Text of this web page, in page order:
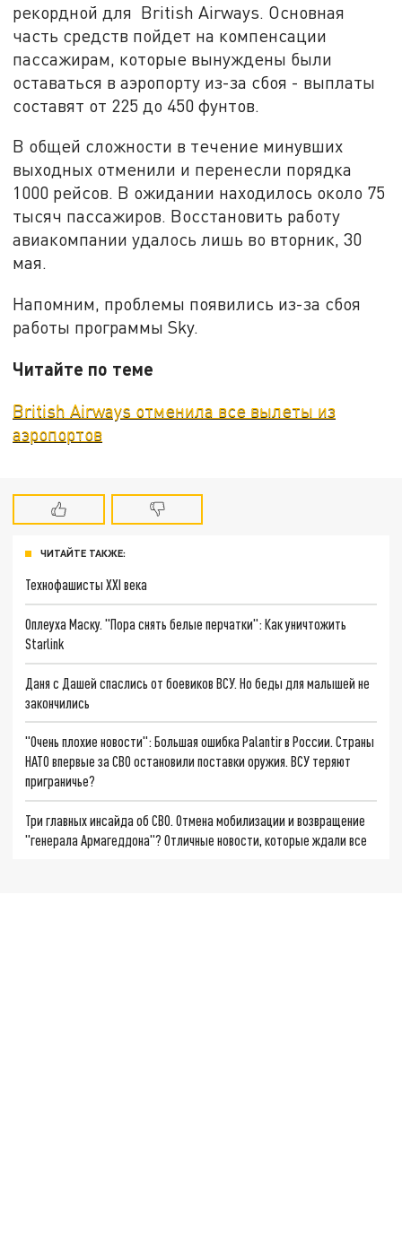
рекордной для British Airways. Основная
часть средств пойдет на компенсации
пассажирам, которые вынуждены были
оставаться в аэропорту из-за сбоя - выплаты
составят от 225 до 450 фунтов.
В общей сложности в течение минувших
выходных отменили и перенесли порядка
1000 рейсов. В ожидании находилось около 75
тысяч пассажиров. Восстановить работу
авиакомпании удалось лишь во вторник, 30
мая.
Напомним, проблемы появились из-за сбоя
работы программы Sky.
Читайте по теме
British Airways отменила все вылеты из
аэропортов
ЧИТАЙТЕ ТАКЖЕ:
Технофашисты XXI века
Оплеуха Маску. "Пора снять белые перчатки": Как уничтожить
Starlink
Даня с Дашей спаслись от боевиков ВСУ. Но беды для малышей не
закончились
"Очень плохие новости": Большая ошибка Palantir в России. Страны
НАТО впервые за СВО остановили поставки оружия. ВСУ теряют
приграничье?
Три главных инсайда об СВО. Отмена мобилизации и возвращение
"генерала Армагеддона"? Отличные новости, которые ждали все